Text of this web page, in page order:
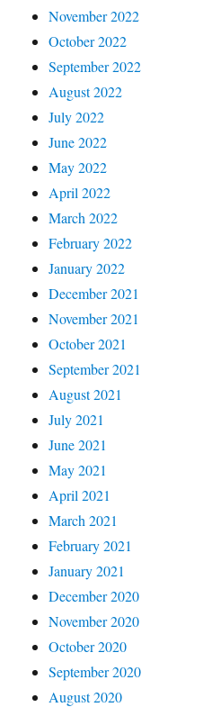
November 2022
October 2022
September 2022
August 2022
July 2022
June 2022
May 2022
April 2022
March 2022
February 2022
January 2022
December 2021
November 2021
October 2021
September 2021
August 2021
July 2021
June 2021
May 2021
April 2021
March 2021
February 2021
January 2021
December 2020
November 2020
October 2020
September 2020
August 2020